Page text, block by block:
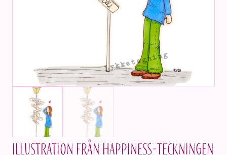
Illustration från Happiness-teckningen